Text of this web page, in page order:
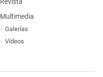
Revista
Multimedia
Galerías
Vídeos